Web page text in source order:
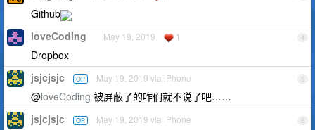
Github
4
loveCoding May 19, 2019 1
Dropbox
5
jsjcjsjc OP May 19, 2019 via iPhone
@loveCoding 被屏蔽了的咋们就不说了吧……
6
jsjcjsjc OP May 19, 2019 via iPhone